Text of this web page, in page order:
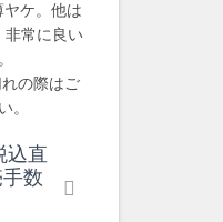
ケ。他は
非常に良い
の際はご
。
込直
数